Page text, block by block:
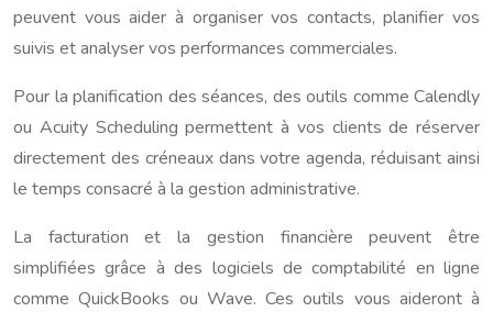
peuvent vous aider à organiser vos contacts, planifier vos
suivis et analyser vos performances commerciales.
Pour la planification des séances, des outils comme Calendly
ou Acuity Scheduling permettent à vos clients de réserver
directement des créneaux dans votre agenda, réduisant ainsi
le temps consacré à la gestion administrative.
La facturation et la gestion financière peuvent être
simplifiées grâce à des logiciels de comptabilité en ligne
comme QuickBooks ou Wave. Ces outils vous aideront à